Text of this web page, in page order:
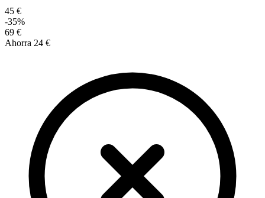
45 €
-35%
69 €
Ahorra 24 €